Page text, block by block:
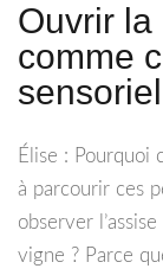
Ouvrir
comme
Élise : Pourquoi
à parcourir ces
observer
vigne ? Parce